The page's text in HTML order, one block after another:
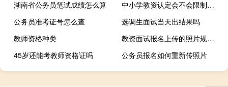
湖南省公务员笔试成绩怎么算
中小学教资认定会不会限制地区
公务员准考证号怎么查
选调生面试当天出结果吗
教师资格种类
教资面试报名上传的照片规格是什么
45岁还能考教师资格证吗
公务员报名如何重新传照片